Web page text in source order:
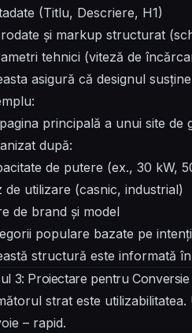
(Titlu, Descriere, H1)
și markup structurat
tehnici (viteză de
asigură că designul
principală a unui site
după:
de putere (ex., 30 kW,
de utilizare (casnic, industrial)
de brand și model
populare bazate pe
structură este informată
3: Proiectare pentru Conversie
strat este
– rapid.